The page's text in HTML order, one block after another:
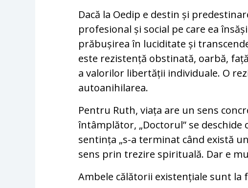
Dacă la Oedip e destin și
profesional și social pe care ea
prăbușirea în luciditate și
este rezistență obstinată, oarbă,
a valorilor libertății individuale. O
autoanihilarea.
Pentru Ruth, viața are un sens
întâmplător, „Doctorul” se
sentința „s-a terminat când există
sens prin trezire spirituală. Dar e
Ambele călătorii existențiale sunt la